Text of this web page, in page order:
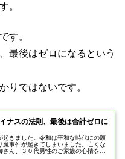
。
す。
最後はゼロになるという
りではないです。
ナスの法則、最後は合計ゼロに
起きました。令和は平和な時代にの願
魔事件が起きてしまいました。亡くな
さん、３０代男性のご家族の心情を思